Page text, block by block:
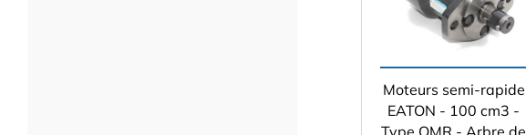
Moteurs semi-rapide
EATON - 100 cm3 -